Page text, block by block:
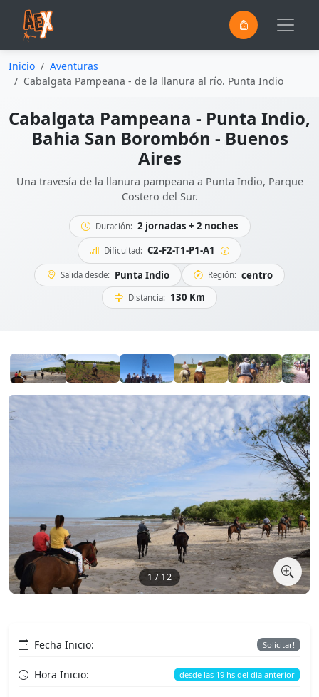
Inicio
Aventuras
Cabalgata Pampeana - de la llanura al río. Punta Indio
Cabalgata Pampeana - Punta Indio,
Bahia San Borombón - Buenos
Aires
Una travesía de la llanura pampeana a Punta Indio, Parque
Costero del Sur.
Duración: 2 jornadas + 2 noches
Dificultad: C2-F2-T1-P1-A1
Salida desde: Punta Indio Región: centro
Distancia: 130 Km
1 / 12
Fecha Inicio: Solicitar!
Hora Inicio: desde las 19 hs del dia anterior